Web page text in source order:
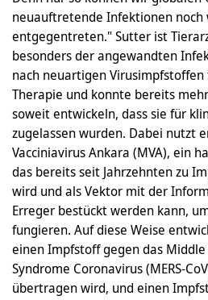
neuauftretende Infektionen noch
entgegentreten." Sutter ist
besonders der angewandten
nach neuartigen
Therapie und konnte bereits
soweit entwickeln, dass sie für
zugelassen wurden. Dabei nutzt
Vacciniavirus Ankara (MVA), ein
das bereits seit Jahrzehnten zu
wird und als Vektor mit der
Erreger bestückt werden kann,
fungieren. Auf diese Weise
einen Impfstoff gegen das
Syndrome Coronavirus (MERS-
übertragen wird, und einen